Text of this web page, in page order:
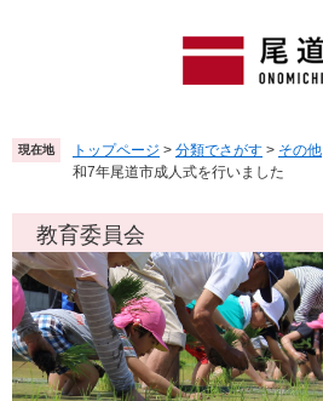
頭
で
。
飛
ば
て
文
へ
現在地 トップページ > 分類でさがす > その他
和7年尾道市成人式を行いました
教育委員会